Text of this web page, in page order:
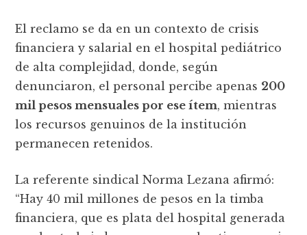
El reclamo se da en un contexto de crisis
financiera y salarial en el hospital pediátrico
de alta complejidad, donde, según
denunciaron, el personal percibe apenas 200
mil pesos mensuales por ese ítem, mientras
los recursos genuinos de la institución
permanecen retenidos.
La referente sindical Norma Lezana afirmó:
“Hay 40 mil millones de pesos en la timba
financiera, que es plata del hospital generada